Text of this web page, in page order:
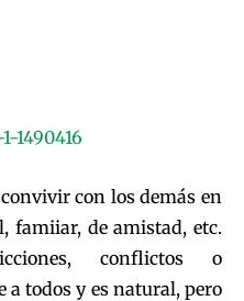
con los demás en
famiiar, de amistad, etc.
conflictos o
a todos y es natural, pero